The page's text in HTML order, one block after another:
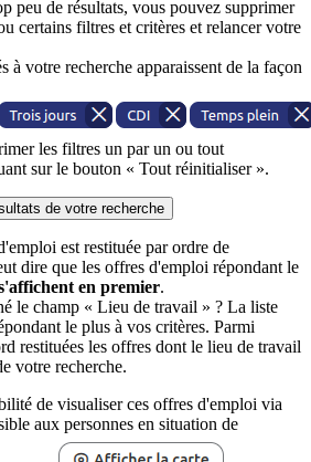
peu de résultats, vous pouvez supprimer
certains filtres et critères et relancer votre
à votre recherche apparaissent de la façon
les filtres un par un ou tout
sur le bouton « Tout réinitialiser ».
de votre recherche
est restituée par ordre de
dire que les offres d'emploi répondant le
en premier.
le champ « Lieu de travail » ? La liste
le plus à vos critères. Parmi
restituées les offres dont le lieu de travail
votre recherche.
de visualiser ces offres d'emploi via
aux personnes en situation de